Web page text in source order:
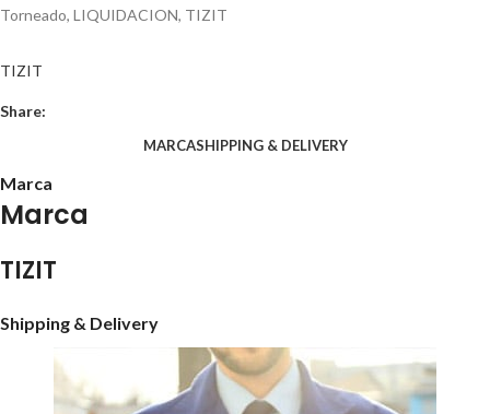
Torneado, LIQUIDACION, TIZIT
TIZIT
Share:
MARCASHIPPING & DELIVERY
Marca
Marca
TIZIT
Shipping & Delivery